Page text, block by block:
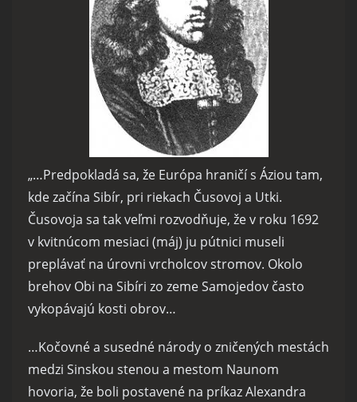
„…Predpokladá sa, že Európa hraničí s Áziou tam,
kde začína Sibír, pri riekach Čusovoj a Utki.
Čusovoja sa tak veľmi rozvodňuje, že v roku 1692
v kvitnúcom mesiaci (máj) ju pútnici museli
preplávať na úrovni vrcholcov stromov. Okolo
brehov Obi na Sibíri zo zeme Samojedov často
vykopávajú kosti obrov…
…Kočovné a susedné národy o zničených mestách
medzi Sinskou stenou a mestom Naunom
hovoria, že boli postavené na príkaz Alexandra